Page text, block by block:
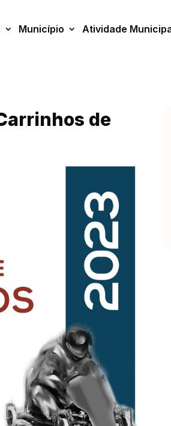
Município Atividade
de